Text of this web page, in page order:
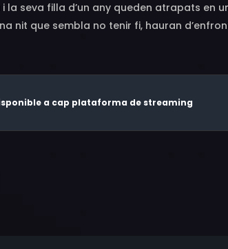
la seva filla d’un any queden atrapats en
nit que sembla no tenir fi, hauran
a cap plataforma de streaming